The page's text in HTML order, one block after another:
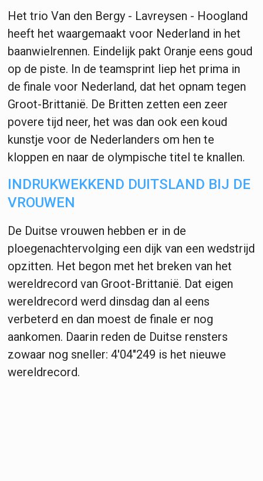
Het trio Van den Bergy - Lavreysen - Hoogland
heeft het waargemaakt voor Nederland in het
baanwielrennen. Eindelijk pakt Oranje eens goud
op de piste. In de teamsprint liep het prima in
de finale voor Nederland, dat het opnam tegen
Groot-Brittanië. De Britten zetten een zeer
povere tijd neer, het was dan ook een koud
kunstje voor de Nederlanders om hen te
kloppen en naar de olympische titel te knallen.
INDRUKWEKKEND DUITSLAND BIJ DE
VROUWEN
De Duitse vrouwen hebben er in de
ploegenachtervolging een dijk van een wedstrijd
opzitten. Het begon met het breken van het
wereldrecord van Groot-Brittanië. Dat eigen
wereldrecord werd dinsdag dan al eens
verbeterd en dan moest de finale er nog
aankomen. Daarin reden de Duitse rensters
zowaar nog sneller: 4'04"249 is het nieuwe
wereldrecord.